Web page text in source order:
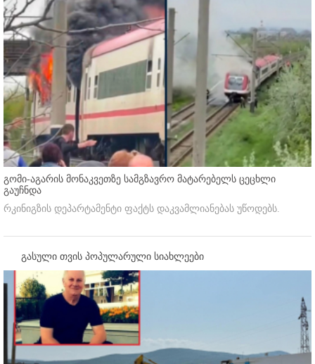
გომი-აგარის მონაკვეთზე სამგზავრო მატარებელს ცეცხლი
გაუჩნდა
რკინიგზის დეპარტამენტი ფაქტს დაკვამლიანებას უწოდებს.
გასული თვის პოპულარული სიახლეები